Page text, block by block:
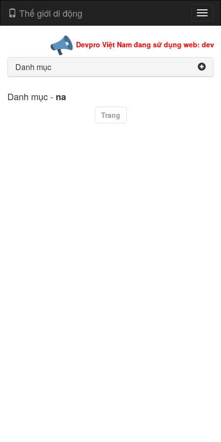
Thế giới di động
Devpro Việt Nam đang sử dụng web:
Danh mục
Danh mục - na
Trang